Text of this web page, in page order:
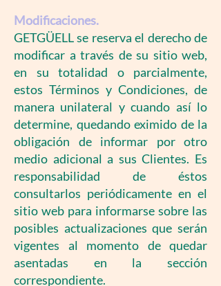
Modificaciones.
GETGÜELL se reserva el derecho de
modificar a través de su sitio web,
en su totalidad o parcialmente,
estos Términos y Condiciones, de
manera unilateral y cuando así lo
determine, quedando eximido de la
obligación de informar por otro
medio adicional a sus Clientes. Es
responsabilidad de éstos
consultarlos periódicamente en el
sitio web para informarse sobre las
posibles actualizaciones que serán
vigentes al momento de quedar
asentadas en la sección
correspondiente.